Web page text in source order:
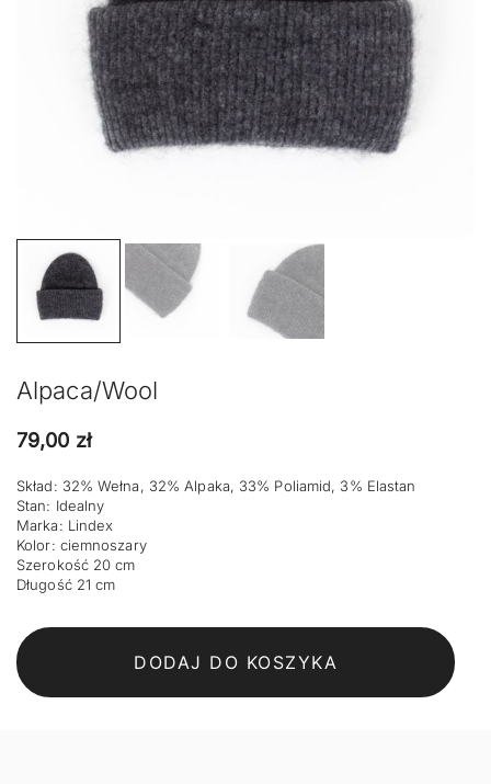
Alpaca/Wool
79,00 zł
Skład: 32% Wełna, 32% Alpaka, 33% Poliamid, 3% Elastan
Stan: Idealny
Marka: Lindex
Kolor: ciemnoszary
Szerokość 20 cm
Długość 21 cm
DODAJ DO KOSZYKA